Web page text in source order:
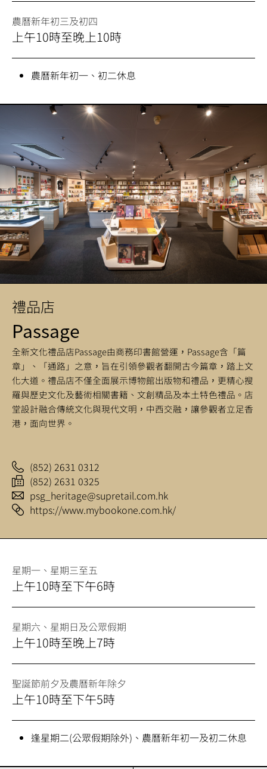
農曆新年初三及初四
上午10時至晚上10時
農曆新年初一、初二休息
禮品店
Passage
全新文化禮品店Passage由商務印書館營運，Passage含「篇
章」、「通路」之意，旨在引領參觀者翻開古今篇章，踏上文
化大道。禮品店不僅全面展示博物館出版物和禮品，更精心搜
羅與歷史文化及藝術相關書籍、文創精品及本土特色禮品。店
堂設計融合傳統文化與現代文明，中西交融，讓參觀者立足香
港，面向世界。
(852) 2631 0312
(852) 2631 0325
psg_heritage@supretail.com.hk
https://www.mybookone.com.hk/
星期一、星期三至五
上午10時至下午6時
星期六、星期日及公眾假期
上午10時至晚上7時
聖誕節前夕及農曆新年除夕
上午10時至下午5時
逢星期二(公眾假期除外)、農曆新年初一及初二休息